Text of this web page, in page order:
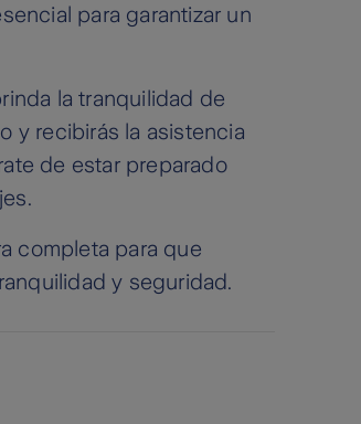
para garantizar un
la tranquilidad de
y recibirás la asistencia
de estar preparado
completa para que
y seguridad.